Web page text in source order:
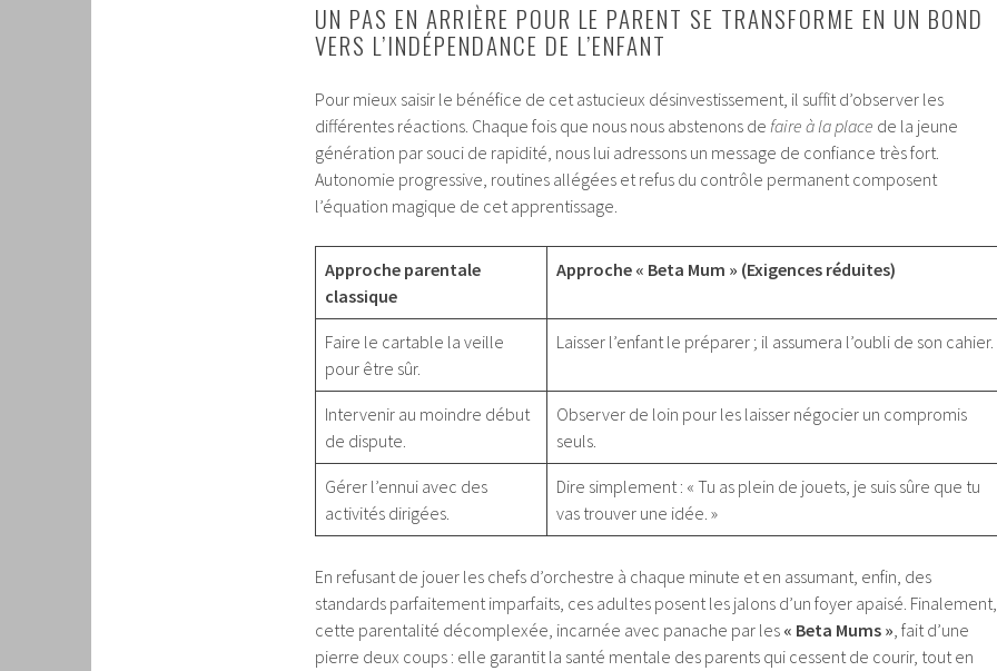
UN PAS EN ARRIÈRE POUR LE PARENT SE TRANSFORME EN UN BOND
VERS L’INDÉPENDANCE DE L’ENFANT
Pour mieux saisir le bénéfice de cet astucieux désinvestissement, il suffit d’observer les
différentes réactions. Chaque fois que nous nous abstenons de faire à la place de la jeune
génération par souci de rapidité, nous lui adressons un message de confiance très fort.
Autonomie progressive, routines allégées et refus du contrôle permanent composent
l’équation magique de cet apprentissage.
Approche parentale
classique
Approche « Beta Mum » (Exigences réduites)
Faire le cartable la veille
pour être sûr.
Laisser l’enfant le préparer ; il assumera l’oubli de son cahier.
Intervenir au moindre début
de dispute.
Observer de loin pour les laisser négocier un compromis
seuls.
Gérer l’ennui avec des
activités dirigées.
Dire simplement : « Tu as plein de jouets, je suis sûre que tu
vas trouver une idée. »
En refusant de jouer les chefs d’orchestre à chaque minute et en assumant, enfin, des
standards parfaitement imparfaits, ces adultes posent les jalons d’un foyer apaisé. Finalement,
cette parentalité décomplexée, incarnée avec panache par les « Beta Mums », fait d’une
pierre deux coups : elle garantit la santé mentale des parents qui cessent de courir, tout en